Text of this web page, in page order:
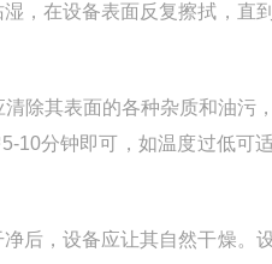
，在设备表面反复擦拭，直
除其表面的各种杂质和油污
10分钟即可，如温度过低可
后，设备应让其自然干燥。